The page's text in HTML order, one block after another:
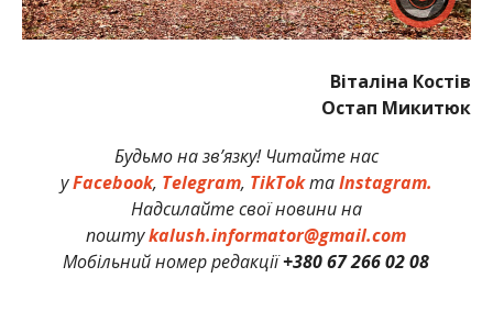
Віталіна Костів
Остап Микитюк
Будьмо на зв’язку! Читайте нас
уFacebook, Telegram, TikTokтаInstagram.
Надсилайте свої новини на
поштуkalush.informator@gmail.com
Мобільний номер редакції+380 67 266 02 08